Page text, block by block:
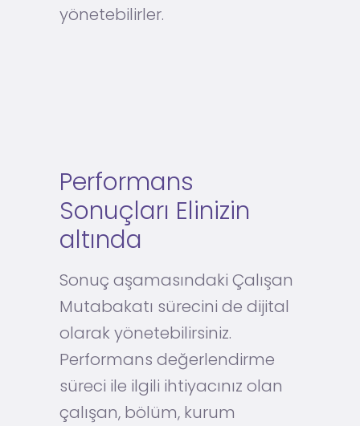
yönetebilirler.
Performans
Sonuçları Elinizin
altında
Sonuç aşamasındaki Çalışan
Mutabakatı sürecini de dijital
olarak yönetebilirsiniz.
Performans değerlendirme
süreci ile ilgili ihtiyacınız olan
çalışan, bölüm, kurum